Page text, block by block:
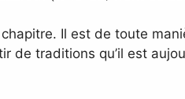
Il est de toute
traditions qu’il est